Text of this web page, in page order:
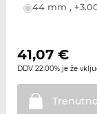
44 mm ,
41,07€
DDV 22.00% je že